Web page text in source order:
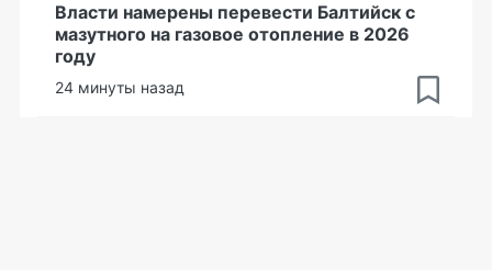
Власти намерены перевести Балтийск с
мазутного на газовое отопление в 2026
году
24 минуты назад